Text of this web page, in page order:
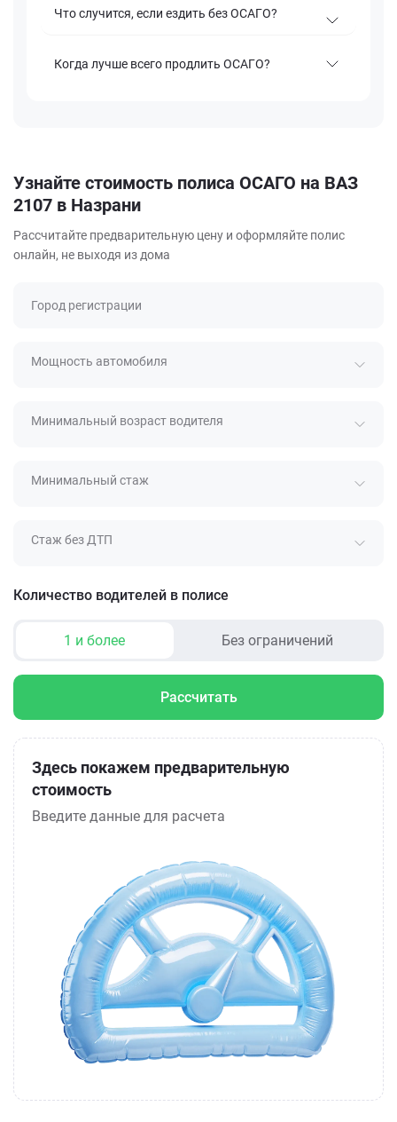
Что случится, если ездить без ОСАГО?
Когда лучше всего продлить ОСАГО?
Узнайте стоимость полиса ОСАГО на ВАЗ
2107 в Назрани
Рассчитайте предварительную цену и оформляйте полис
онлайн, не выходя из дома
Город регистрации
Мощность автомобиля
Минимальный возраст водителя
Минимальный стаж
Стаж без ДТП
Количество водителей в полисе
1 и более Без ограничений
Рассчитать
Здесь покажем предварительную
стоимость
Введите данные для расчета